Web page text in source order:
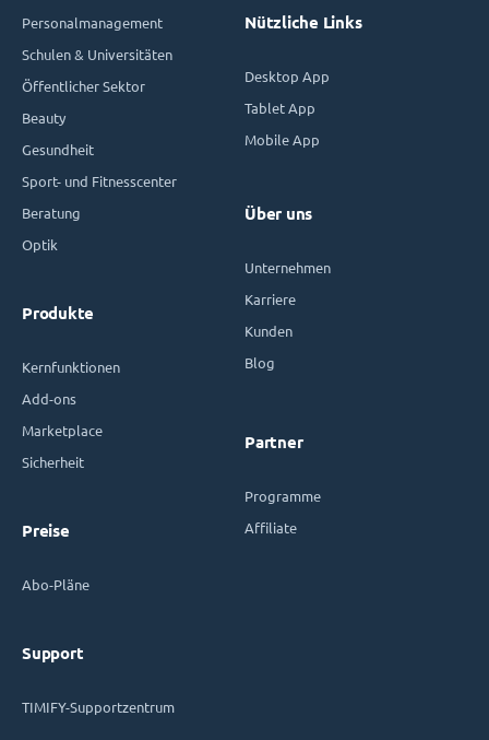
Personalmanagement
Schulen & Universitäten
Öffentlicher Sektor
Beauty
Gesundheit
Sport- und Fitnesscenter
Beratung
Optik
Produkte
Kernfunktionen
Add-ons
Marketplace
Sicherheit
Preise
Abo-Pläne
Support
TIMIFY-Supportzentrum
Nützliche Links
Desktop App
Tablet App
Mobile App
Über uns
Unternehmen
Karriere
Kunden
Blog
Partner
Programme
Affiliate